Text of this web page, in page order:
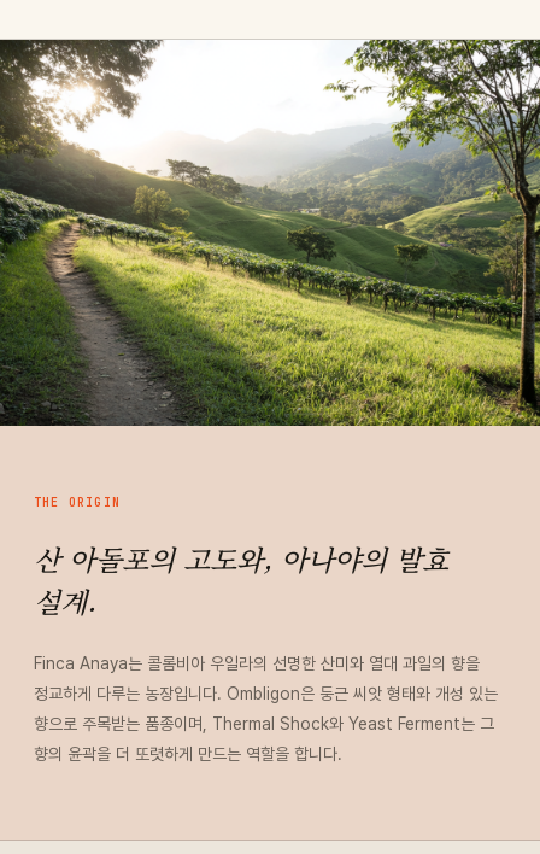
THE ORIGIN
산 아돌포의 고도와, 아나야의 발효
설계.
Finca Anaya는 콜롬비아 우일라의 선명한 산미와 열대 과일의 향을
정교하게 다루는 농장입니다. Ombligon은 둥근 씨앗 형태와 개성 있는
향으로 주목받는 품종이며, Thermal Shock와 Yeast Ferment는 그
향의 윤곽을 더 또렷하게 만드는 역할을 합니다.